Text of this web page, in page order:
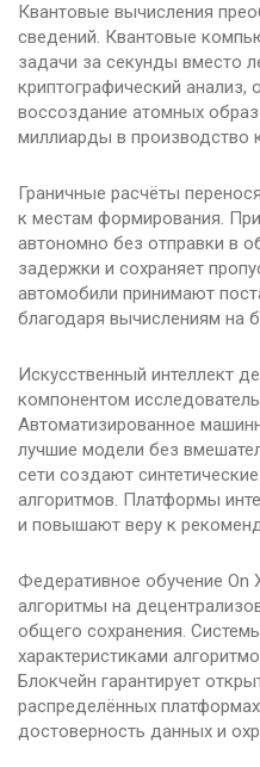
Квантовые вычисления
сведений. Квантовые
задачи за секунды вместо
криптографический
воссоздание атомных
миллиарды в производство
Граничные расчёты
к местам формирования.
автономно без отправки в
задержки и сохраняет
автомобили принимают
благодаря вычислениям на
Искусственный интеллект
компонентом
Автоматизированное
лучшие модели без
сети создают
алгоритмов. Платформы
и повышают веру к
Федеративное обучение On
алгоритмы на
общего сохранения.
характеристиками
Блокчейн гарантирует
распределённых
достоверность данных и